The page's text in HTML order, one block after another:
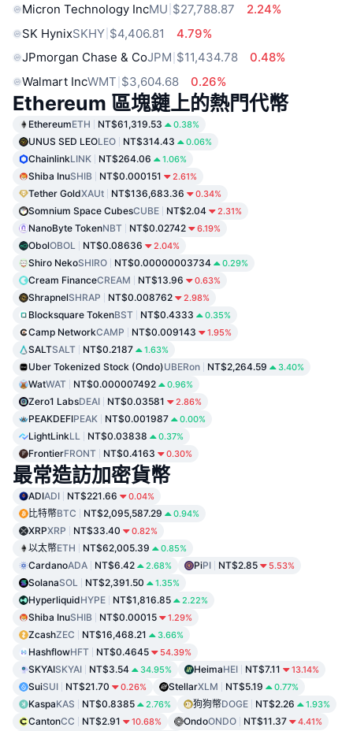
Micron Technology IncMU $27,788.87
2.24%
SK HynixSKHY $4,406.81
4.79%
JPmorgan Chase & CoJPM $11,434.78
0.48%
Walmart IncWMT $3,604.68 0.26%
Ethereum 區塊鏈上的熱門代幣
EthereumETH NT$61,319.53 0.38%
UNUS SED LEOLEO NT$314.43 0.06%
ChainlinkLINK NT$264.06 1.06%
Shiba InuSHIB NT$0.000151 2.61%
Tether GoldXAUt NT$136,683.36 0.34%
Somnium Space CubesCUBE NT$2.04 2.31%
NanoByte TokenNBT NT$0.02742 6.19%
ObolOBOL NT$0.08636 2.04%
Shiro NekoSHIRO NT$0.00000003734 0.29%
Cream FinanceCREAM NT$13.96 0.63%
ShrapnelSHRAP NT$0.008762 2.98%
Blocksquare TokenBST NT$0.4333 0.35%
Camp NetworkCAMP NT$0.009143 1.95%
SALTSALT NT$0.2187 1.63%
Uber Tokenized Stock (Ondo)UBERon NT$2,264.59 3.40%
WatWAT NT$0.000007492 0.96%
Zero1 LabsDEAI NT$0.03581 2.86%
PEAKDEFIPEAK NT$0.001987 0.00%
LightLinkLL NT$0.03838 0.37%
FrontierFRONT NT$0.4163 0.30%
最常造訪加密貨幣
ADIADI NT$221.66 0.04%
比特幣BTC NT$2,095,587.29 0.94%
XRPXRP NT$33.40 0.82%
以太幣ETH NT$62,005.39 0.85%
CardanoADA NT$6.42 2.68% PiPI NT$2.85 5.53%
SolanaSOL NT$2,391.50 1.35%
HyperliquidHYPE NT$1,816.85 2.22%
Shiba InuSHIB NT$0.00015 1.29%
ZcashZEC NT$16,468.21 3.66%
HashflowHFT NT$0.4645 54.39%
SKYAISKYAI NT$3.54 34.95% HeimaHEI NT$7.11 13.14%
SuiSUI NT$21.70 0.26% StellarXLM NT$5.19 0.77%
KaspaKAS NT$0.8385 2.76% 狗狗幣DOGE NT$2.26 1.93%
CantonCC NT$2.91 10.68% OndoONDO NT$11.37 4.41%